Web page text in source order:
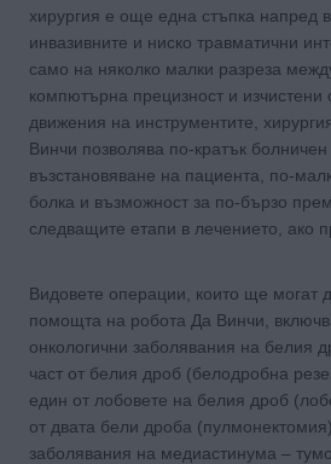
хирургия е още една стъпка напред
инвазивните и ниско травматични
само на няколко малки разреза
компютърна прецизност и изчистени
движения на инструментите,
Винчи позволява по-кратък
възстановяване на пациента, по-
болка и възможност за по-бързо
следващите етапи в лечението, ако
Видовете операции, които ще могат
помощта на робота Да Винчи,
онкологични заболявания на белия
част от белия дроб (белодробна
един от лобовете на белия дроб
от двата бели дроба
заболявания на медиастинума –